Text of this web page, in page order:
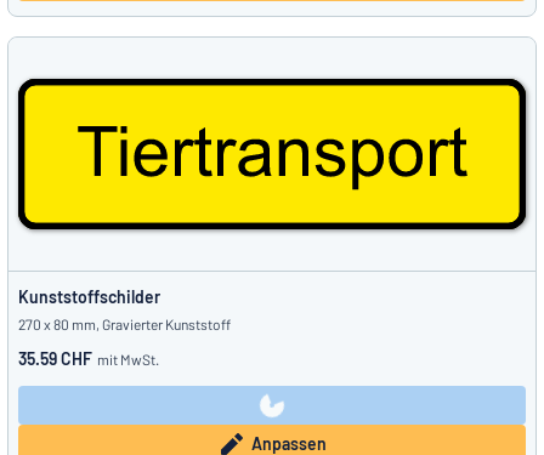
Kunststoffschilder
270 x 80 mm, Gravierter Kunststoff
35.59 CHF mit MwSt.
Anpassen